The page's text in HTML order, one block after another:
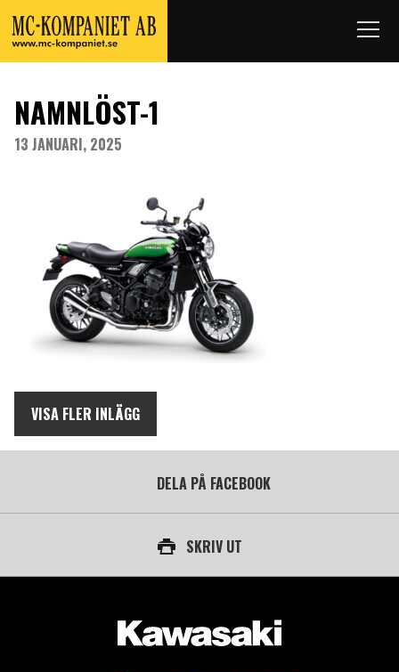
NAMNLÖST-1
13 JANUARI, 2025
VISA FLER INLÄGG
DELA PÅ FACEBOOK
SKRIV UT
AUKTORISERAD ÅTERFÖRSÄLJARE AV